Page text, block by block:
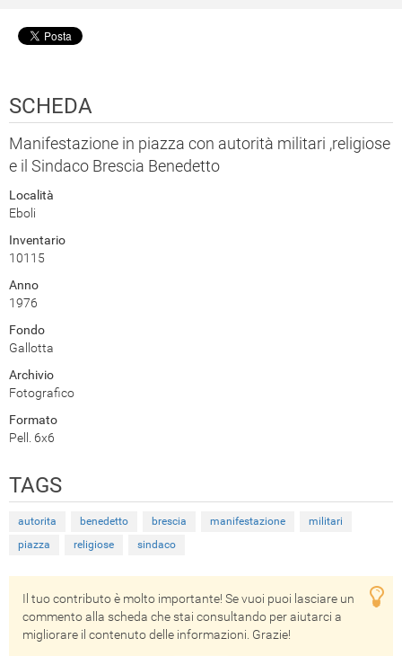
SCHEDA
Manifestazione in piazza con autorità militari ,religiose
e il Sindaco Brescia Benedetto
Località
Eboli
Inventario
10115
Anno
1976
Fondo
Gallotta
Archivio
Fotografico
Formato
Pell. 6x6
TAGS
autorita benedetto brescia manifestazione
militari
piazza
religiose sindaco
Il tuo contributo è molto importante! Se vuoi puoi lasciare un
commento alla scheda che stai consultando per aiutarci a
migliorare il contenuto delle informazioni. Grazie!